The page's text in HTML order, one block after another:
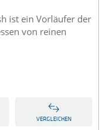
ist ein Vorläufer der
von reinen
VERGLEICHEN